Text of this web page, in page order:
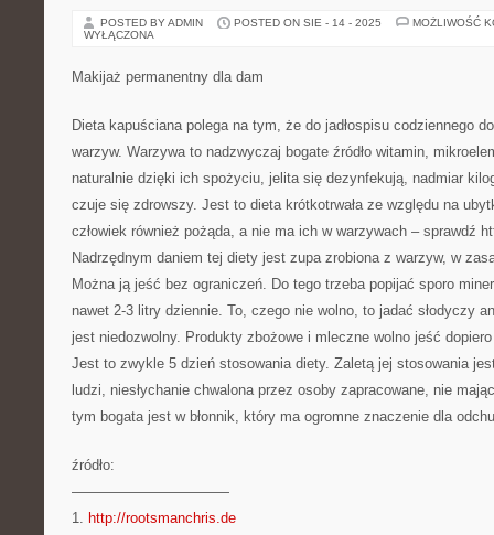
POSTED BY ADMIN POSTED ON SIE - 14 - 2025
MOŻLIWOŚĆ
WYŁĄCZONA
Makijaż permanentny dla dam
Dieta kapuściana polega na tym, że do jadłospisu codziennego
warzyw. Warzywa to nadzwyczaj bogate źródło witamin,
naturalnie dzięki ich spożyciu, jelita się dezynfekują, nadmiar
czuje się zdrowszy. Jest to dieta krótkotrwała ze względu na
człowiek również pożąda, a nie ma ich w warzywach – sprawdź
Nadrzędnym daniem tej diety jest zupa zrobiona z warzyw, w
Można ją jeść bez ograniczeń. Do tego trzeba popijać sporo
nawet 2-3 litry dziennie. To, czego nie wolno, to jadać słodyczy
jest niedozwolny. Produkty zbożowe i mleczne wolno jeść
Jest to zwykle 5 dzień stosowania diety. Zaletą jej stosowania
ludzi, niesłychanie chwalona przez osoby zapracowane, nie
tym bogata jest w błonnik, który ma ogromne znaczenie dla
źródło:
———————————
1. http://rootsmanchris.de